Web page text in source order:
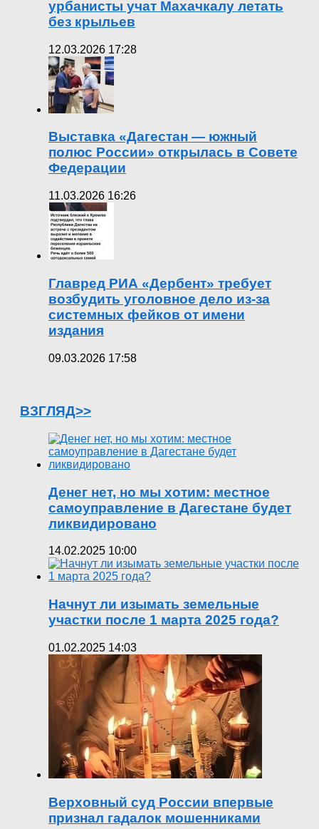
урбанисты учат Махачкалу летать
без крыльев
12.03.2026 17:28
Выставка «Дагестан — южный
полюс России» открылась в Совете
Федерации
11.03.2026 16:26
Главред РИА «Дербент» требует
возбудить уголовное дело из-за
системных фейков от имени
издания
09.03.2026 17:58
ВЗГЛЯД>>
Денег нет, но мы хотим: местное
самоуправление в Дагестане будет
ликвидировано
14.02.2025 10:00
Начнут ли изымать земельные
участки после 1 марта 2025 года?
01.02.2025 14:03
Верховный суд России впервые
признал гадалок мошенниками